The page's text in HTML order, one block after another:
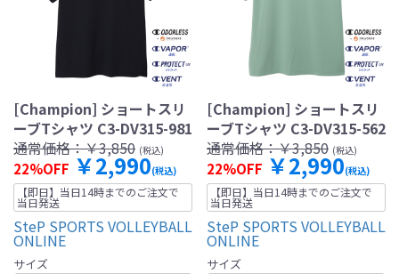
[Champion] ショートスリ
ーブTシャツ C3-DV315-981
通常価格：￥3,850 (税込)
22%OFF ￥2,990(税込)
【即日】当日14時までのご注文で
当日発送
SteP SPORTS VOLLEYBALL
ONLINE
サイズ
[Champion] ショートスリ
ーブTシャツ C3-DV315-562
通常価格：￥3,850 (税込)
22%OFF ￥2,990(税込)
【即日】当日14時までのご注文で
当日発送
SteP SPORTS VOLLEYBALL
ONLINE
サイズ